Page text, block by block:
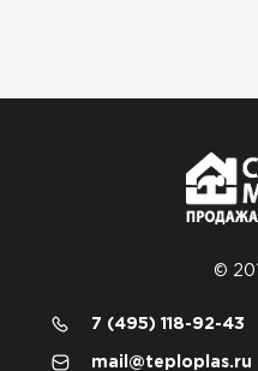
©
7 (495) 118-92-43
mail@teploplas.ru